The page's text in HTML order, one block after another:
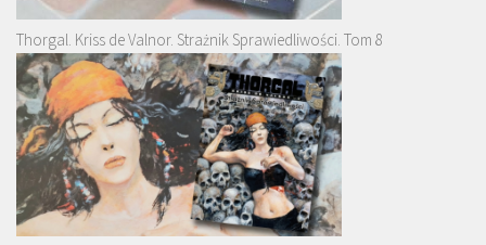
Thorgal. Kriss de Valnor. Strażnik Sprawiedliwości. Tom 8